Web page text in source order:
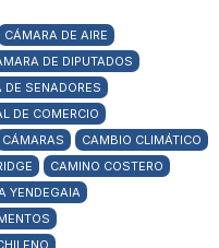
CÁMARA DE AIRE
DE DIPUTADOS
DE SENADORES
DE COMERCIO
CÁMARAS
CAMBIO CLIMÁTICO
CAMINO COSTERO
YENDEGAIA